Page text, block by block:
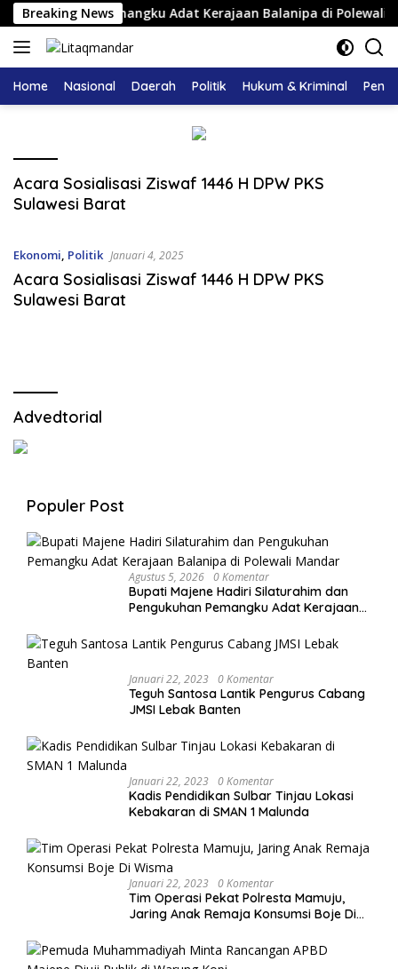
Langsung
ke
konten
Breaking NewsPemangku Adat Kerajaan Balanipa di Polewali
Home Nasional Daerah Politik Hukum & Kriminal
Acara Sosialisasi Ziswaf 1446 H DPW PKS
Sulawesi Barat
Ekonomi, Politik Januari 4, 2025
Acara Sosialisasi Ziswaf 1446 H DPW PKS
Sulawesi Barat
Advedtorial
Populer Post
Agustus 5, 2026 0 Komentar
Bupati Majene Hadiri Silaturahim dan
Pengukuhan Pemangku Adat Kerajaan
Januari 22, 2023 0 Komentar
Teguh Santosa Lantik Pengurus Cabang
JMSI Lebak Banten
Januari 22, 2023 0 Komentar
Kadis Pendidikan Sulbar Tinjau Lokasi
Kebakaran di SMAN 1 Malunda
Januari 22, 2023 0 Komentar
Tim Operasi Pekat Polresta Mamuju,
Jaring Anak Remaja Konsumsi Boje Di